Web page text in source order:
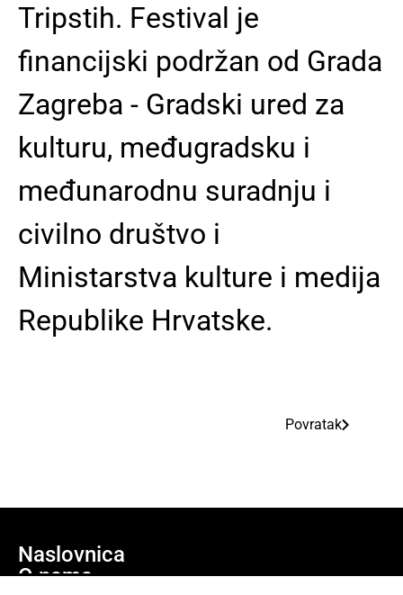
Tripstih. Festival je
financijski podržan od Grada
Zagreba - Gradski ured za
kulturu, međugradsku i
međunarodnu suradnju i
civilno društvo i
Ministarstva kulture i medija
Republike Hrvatske.
Povratak
Naslovnica
O nama